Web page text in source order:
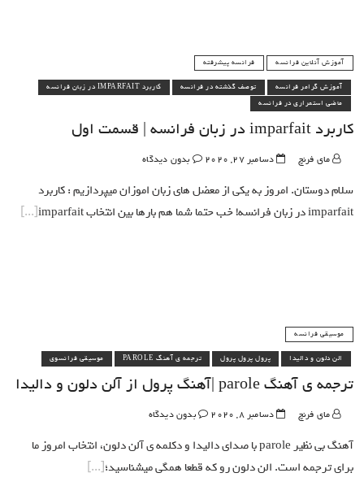
آموزش آنلاین فرانسه فرانسه پیشرفته
آموزش گرامر فرانسه توصف گذشته در فرانسه
کاربرد IMPARFAIT در زبان فرانسه
ماضی استمراری در فرانسه
کاربرد imparfait در زبان فرانسه | قسمت اول
مای فرنچ دسامبر 27, 2020 بدون دیدگاه
سلام دوستان. امروز به یکی از معضل های زبان اموزان میپردازیم : کاربرد
imparfait در زبان فرانسه! خب حتما شما هم بارها بین انتخاب imparfait
موسیقی فرانسه
الن دلون و دالیدا پرول پرول پرول ترجمه ی آهنگ PAROLE موسیقی فرانسوی
ترجمه ی آهنگ parole |آهنگ پرول از آلن دلون و دالیدا
مای فرنچ دسامبر 8, 2020 بدون دیدگاه
آهنگ بی نظیر parole با صدای دالیدا و دکلمه ی آلن دلون، انتخاب امروز ما
برای ترجمه است. الن دلون رو که قطعا همگی میشناسید؛